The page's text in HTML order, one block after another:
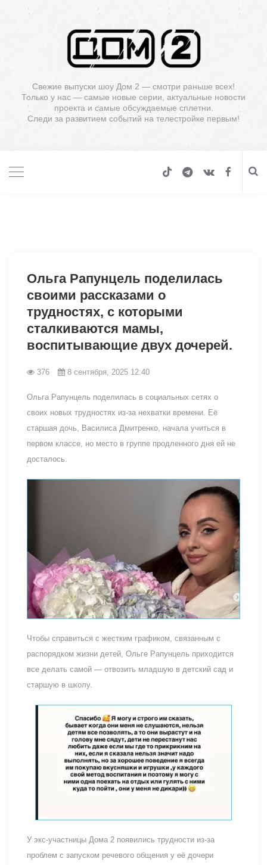
Свежие выпуски шоу Дом 2 — смотри раньше всех!
Только у нас — самые новые серии, актуальные новости
проекта и самые обсуждаемые сплетни.
Следи за развитием событий на телестройке первым!
Ольга Рапунцель поделилась
своими рассказами о
трудностях, с которыми
сталкиваются мамы,
воспитывающие двух дочерей.
376 8 сентября, 2025 12:40
Ольга Рапунцель поделилась в социальных сетях о
своих новых трудностях из-за нехватки времени. Её
старшая дочь, Василиса Дмитренко, начала учиться в
первом классе, но место в группе продленного дня ей не
досталось.
Чтобы справиться с жестким графиком, связанным с
распорядком жизни детей, Ольге Рапунцель приходится
все делать самой — отвозить младшую в детский сад и
старшую в школу.
У экс-участницы Дома 2 появились трудности из-за
проблем с запуском речевого общения у её дочери